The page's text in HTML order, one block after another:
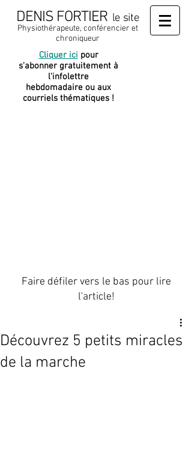
DENIS FORTIER le site
Physiothérapeute, conférencier et
chroniqueur
Cliquer ici pour
s'abonner gratuitement à
l'infolettre
hebdomadaire ou aux
courriels thématiques !
Faire défiler vers le bas pour lire
l'article!
Découvrez 5 petits miracles
de la marche